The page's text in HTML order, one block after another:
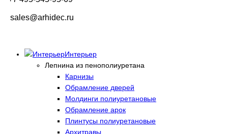
sales@arhidec.ru
Интерьер
Лепнина из пенополиуретана
Карнизы
Обрамление дверей
Молдинги полиуретановые
Обрамление арок
Плинтусы полиуретановые
Архитравы